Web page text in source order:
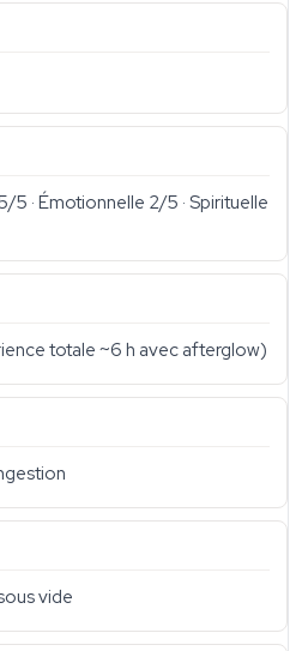
5 · Émotionnelle 2/5 · Spirituelle
totale ~6 h avec afterglow)
vide